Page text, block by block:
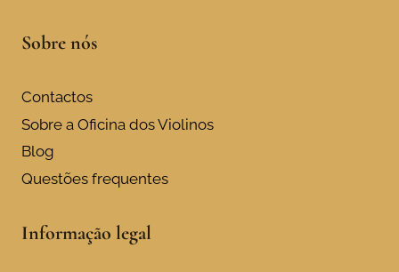
Sobre nós
Contactos
Sobre a Oficina dos Violinos
Blog
Questões frequentes
Informação legal